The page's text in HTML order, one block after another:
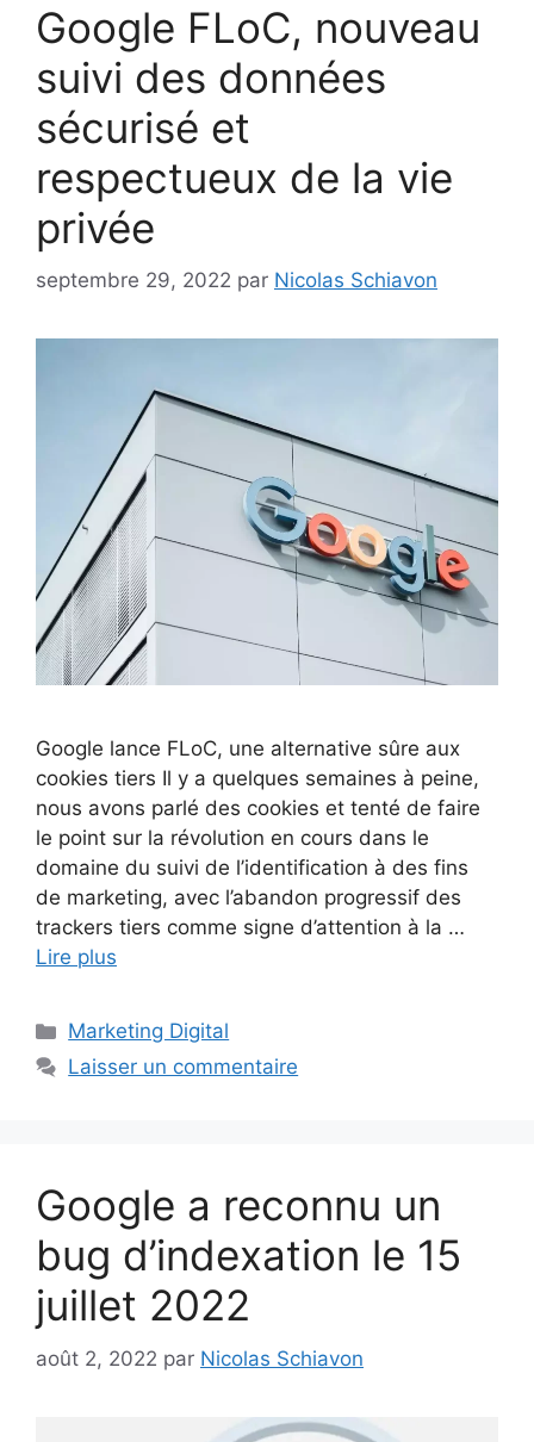
Google FLoC, nouveau
suivi des données
sécurisé et
respectueux de la vie
privée
septembre 29, 2022 par Nicolas Schiavon
Google lance FLoC, une alternative sûre aux
cookies tiers Il y a quelques semaines à peine,
nous avons parlé des cookies et tenté de faire
le point sur la révolution en cours dans le
domaine du suivi de l’identification à des fins
de marketing, avec l’abandon progressif des
trackers tiers comme signe d’attention à la …
Lire plus
Catégories
Marketing Digital
Laisser un commentaire
Google a reconnu un
bug d’indexation le 15
juillet 2022
août 2, 2022 par Nicolas Schiavon